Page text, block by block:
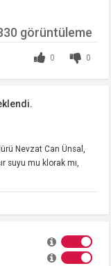
0
0
görüntüleme
Nevzat Can Ünsal,
suyu mu klorak mı,